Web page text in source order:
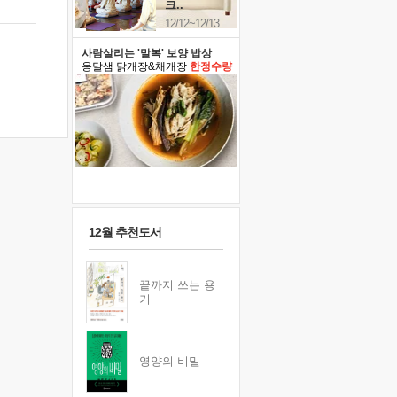
크..
12/12~12/13
사람살리는 '말복' 보양 밥상
옹달샘 닭개장&채개장 한정수량
12월 추천도서
끝까지 쓰는 용
기
영양의 비밀